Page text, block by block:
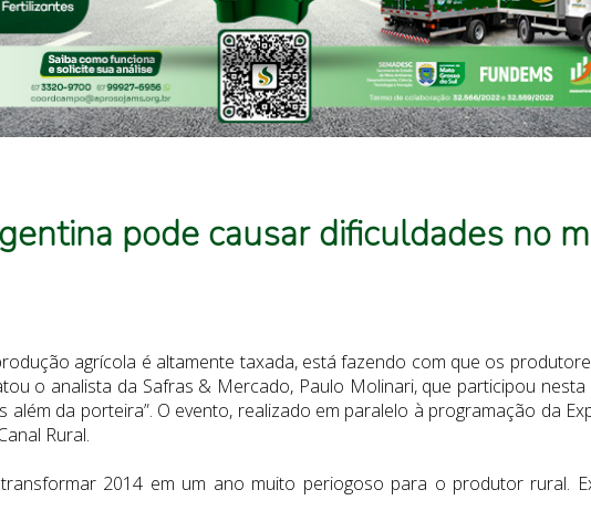
pode causar dificuldades no
agrícola é altamente taxada, está fazendo com que os
o analista da Safras & Mercado, Paulo Molinari, que participou
além da porteira”. O evento, realizado em paralelo à programação da
Rural.
2014 em um ano muito periogoso para o produtor rural.